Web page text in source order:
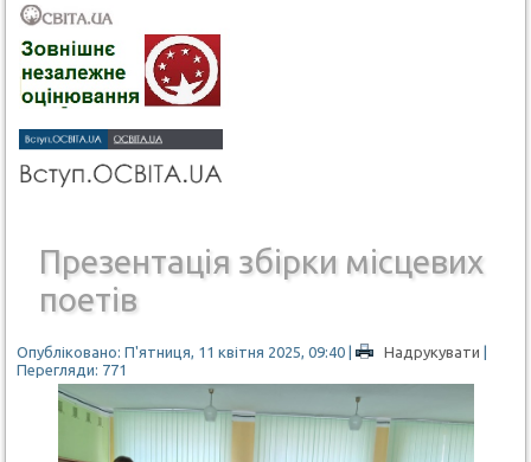
Презентація збірки місцевих
поетів
Опубліковано: П'ятниця, 11 квітня 2025, 09:40 | Надрукувати |
Перегляди: 771